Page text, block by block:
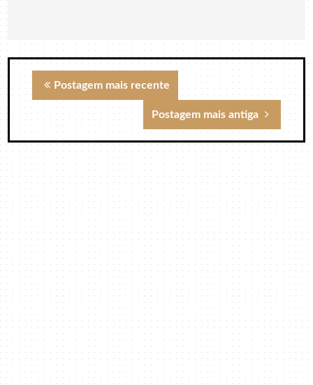
Postagem mais recente
Postagem mais antiga